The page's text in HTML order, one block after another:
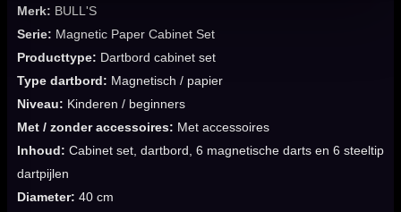
Merk: BULL'S
Serie: Magnetic Paper Cabinet Set
Producttype: Dartbord cabinet set
Type dartbord: Magnetisch / papier
Niveau: Kinderen / beginners
Met / zonder accessoires: Met accessoires
Inhoud: Cabinet set, dartbord, 6 magnetische darts en 6 steeltip
dartpijlen
Diameter: 40 cm